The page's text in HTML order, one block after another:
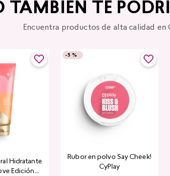
TAMBIÉN TE
Encuentra productos de alta calidad en
Hidratante
Edición
-5 %
Rubor en polvo Say Cheek!
CyPlay